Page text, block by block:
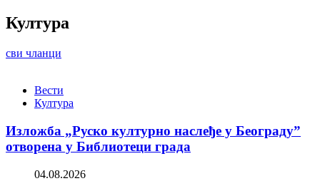
Култура
сви чланци
Вести
Култура
Изложба „Руско културно наслеђе у Београду”
отворена у Библиотеци града
04.08.2026